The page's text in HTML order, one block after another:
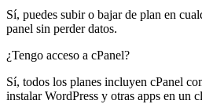
Sí, puedes subir o bajar de plan en
panel sin perder datos.
¿Tengo acceso a cPanel?
Sí, todos los planes incluyen cPanel
instalar WordPress y otras apps en un